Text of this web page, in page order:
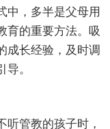
中，多半是父母用
育的重要方法。吸
成长经验，及时调
。
管教的孩子时，